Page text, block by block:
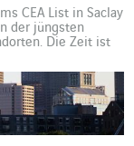
CEA List in Saclay
der jüngsten
Die Zeit ist
entlasten.
des